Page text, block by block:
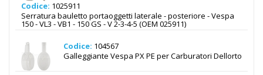
Codice: 1025911
Serratura bauletto portaoggetti laterale - posteriore - Vespa
150 - VL3 - VB1 - 150 GS - V 2-3-4-5 (OEM 025911)
Codice: 104567
Galleggiante Vespa PX PE per Carburatori Dellorto